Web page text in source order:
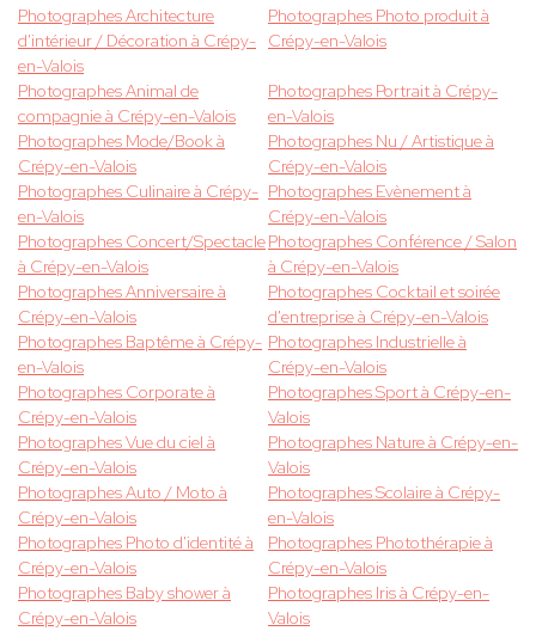
Photographes Architecture
d'intérieur / Décoration à Crépy-
en-Valois
Photographes Photo produit à
Crépy-en-Valois
Photographes Animal de
compagnie à Crépy-en-Valois
Photographes Portrait à Crépy-
en-Valois
Photographes Mode/Book à
Crépy-en-Valois
Photographes Nu / Artistique à
Crépy-en-Valois
Photographes Culinaire à Crépy-
en-Valois
Photographes Evènement à
Crépy-en-Valois
Photographes Concert/Spectacle
à Crépy-en-Valois
Photographes Conférence / Salon
à Crépy-en-Valois
Photographes Anniversaire à
Crépy-en-Valois
Photographes Cocktail et soirée
d'entreprise à Crépy-en-Valois
Photographes Baptême à Crépy-
en-Valois
Photographes Industrielle à
Crépy-en-Valois
Photographes Corporate à
Crépy-en-Valois
Photographes Sport à Crépy-en-
Valois
Photographes Vue du ciel à
Crépy-en-Valois
Photographes Nature à Crépy-en-
Valois
Photographes Auto / Moto à
Crépy-en-Valois
Photographes Scolaire à Crépy-
en-Valois
Photographes Photo d'identité à
Crépy-en-Valois
Photographes Photothérapie à
Crépy-en-Valois
Photographes Baby shower à
Crépy-en-Valois
Photographes Iris à Crépy-en-
Valois